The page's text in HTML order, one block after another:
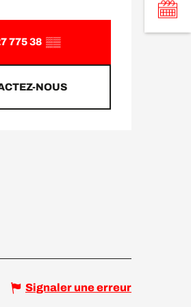
coordonnées
775 38 ▒▒
NOUS
Signaler une erreur